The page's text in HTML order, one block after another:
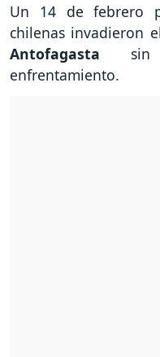
Un 14 de febrero
chilenas invadieron
Antofagasta
enfrentamiento.